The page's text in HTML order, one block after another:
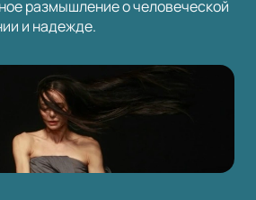
размышление о человеческой
и надежде.